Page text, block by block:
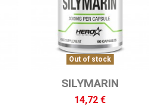
Out of stock
SILYMARIN
14,72 €